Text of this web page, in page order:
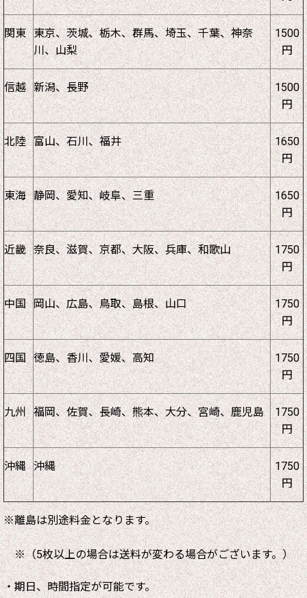
関東 東京、茨城、栃木、群馬、埼玉、千葉、神奈
川、山梨
1500
円
信越 新潟、長野
1500
円
北陸 富山、石川、福井
1650
円
東海 静岡、愛知、岐阜、三重
1650
円
近畿 奈良、滋賀、京都、大阪、兵庫、和歌山
1750
円
中国 岡山、広島、鳥取、島根、山口
1750
円
四国 徳島、香川、愛媛、高知
1750
円
九州 福岡、佐賀、長崎、熊本、大分、宮崎、鹿児島
1750
円
沖縄 沖縄
1750
円
※離島は別途料金となります。
※（5枚以上の場合は送料が変わる場合がございます。）
・期日、時間指定が可能です。